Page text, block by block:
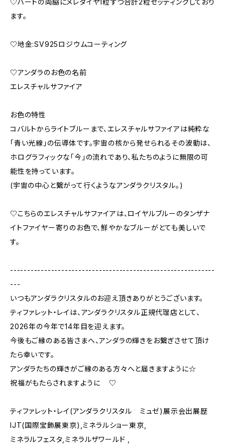
♡ハートの両脇にメレダイヤ1粒ずつ合計2粒セッティングしており
ます。
♡地金:SV925ロジウムコーティング
♡アンダラのお色の名前
エレスチャルサファイア
お色の特性
コバルトからライトブルーまで、エレスチャルサファイアは純粋な
「青い光線」の伝導体です。宇宙の核から発せられるその波動は、
ホログラフィックな「今」の流れであり、私たちのように無限の可
能性を持っています。
(宇宙の中心と繋がって行くようなアンダラクリスタル。)
♡こちらのエレスチャルサファイアは、ロイヤルブルーのタンザナ
イトファイヤー寄りのお色で、鮮やかなブルーがとても美しいで
す。
------------------------------------------------------------
---
いつもアンダラクリスタルのお迎え頂きありがとうございます。
ティファレット・レイは、アンダラクリスタル正規代理店として、
2026年の今年で14年目を迎えます。
今後もご縁のある皆さまへ、アンダラの輝きをお繋ぎさせて頂け
たら幸いです。
アンダラたちの輝きがご縁のある方々へと届きますように☆
祝福がもたらされますように ♡
ティファレット・レイ(アンダラクリスタル ミュゼ)展示会出展歴
IJT(国際宝飾展東京),ミネラルショー東京,
ミネラルフェスタ,ミネラルザワールド ,